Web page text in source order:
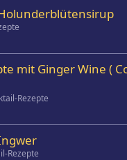
mit Ginger Wine (
Rezepte
Rezepte